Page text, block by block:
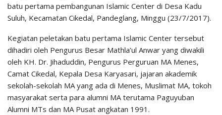
batu pertama pembangunan Islamic Center di Desa Kadu
Suluh, Kecamatan Cikedal, Pandeglang, Minggu (23/7/2017).
Kegiatan peletakan batu pertama Islamic Center tersebut
dihadiri oleh Pengurus Besar Mathla’ul Anwar yang diwakili
oleh KH. Dr. Jihaduddin, Pengurus Perguruan MA Menes,
Camat Cikedal, Kepala Desa Karyasari, jajaran akademik
sekolah-sekolah MA yang ada di Menes, Muslimat MA, tokoh
masyarakat serta para alumni MA terutama Paguyuban
Alumni MTs dan MA Pusat angkatan 1991.